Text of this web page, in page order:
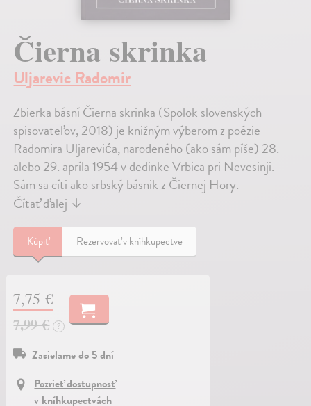
Čierna skrinka
Uljarevic Radomir
Zbierka básní Čierna skrinka (Spolok slovenských
spisovateľov, 2018) je knižným výberom z poézie
Radomira Uljarevića, narodeného (ako sám píše) 28.
alebo 29. apríla 1954 v dedinke Vrbica pri Nevesinji.
Sám sa cíti ako srbský básnik z Čiernej Hory.
Čítať ďalej↓
Kúpiť Rezervovať v kníhkupectve
7,75 €
7,99 €
?
Zasielame do 5 dní
Pozrieť dostupnosť
v kníhkupectvách